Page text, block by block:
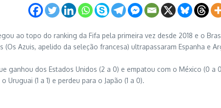
ao topo do ranking da Fifa pela primeira vez desde 2018 e o
Azuis, apelido da seleção francesa) ultrapassaram Espanha e
ganhou dos Estados Unidos (2 a 0) e empatou com o México (0
(1 a 1) e perdeu para o Japão (1 a 0).